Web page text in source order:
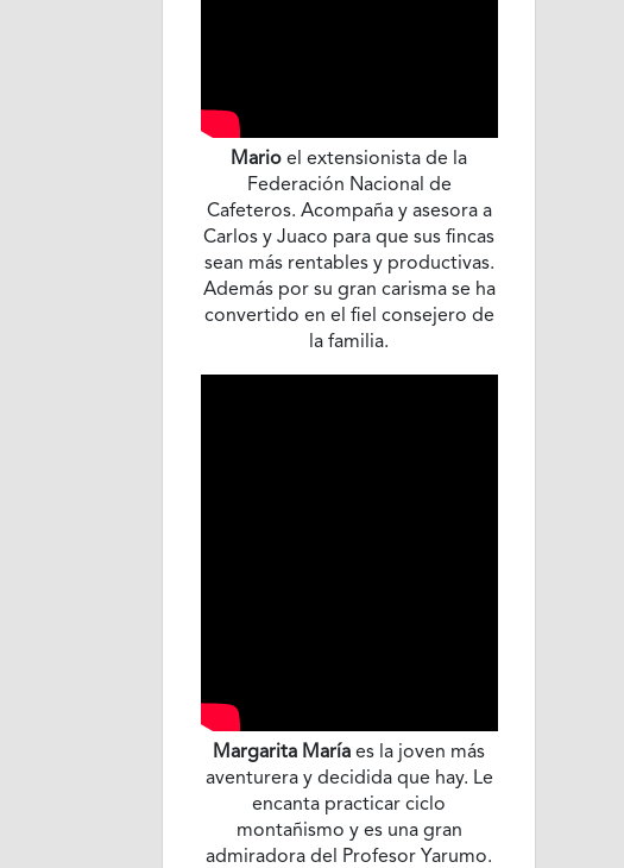
Mario el extensionista de la
Federación Nacional de
Cafeteros. Acompaña y asesora a
Carlos y Juaco para que sus fincas
sean más rentables y productivas.
Además por su gran carisma se ha
convertido en el fiel consejero de
la familia.
Margarita María es la joven más
aventurera y decidida que hay. Le
encanta practicar ciclo
montañismo y es una gran
admiradora del Profesor Yarumo.